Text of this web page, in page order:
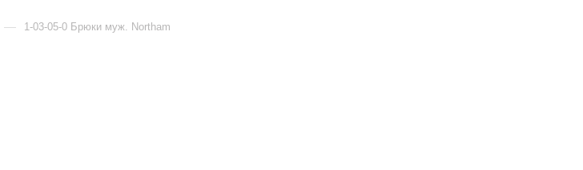
— 1-03-05-0 Брюки муж. Northam